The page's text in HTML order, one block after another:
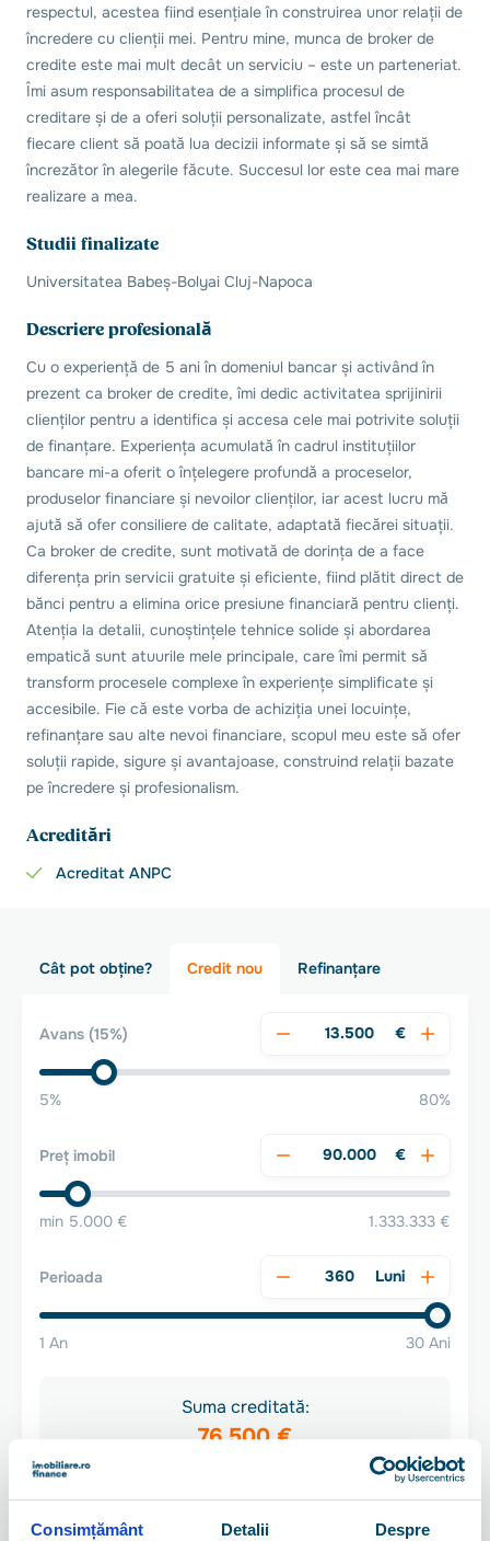
Consimțământ Detalii Despre
respectul, acestea fiind esențiale în construirea unor relații de
încredere cu clienții mei. Pentru mine, munca de broker de
credite este mai mult decât un serviciu – este un parteneriat.
Îmi asum responsabilitatea de a simplifica procesul de
creditare și de a oferi soluții personalizate, astfel încât
fiecare client să poată lua decizii informate și să se simtă
încrezător în alegerile făcute. Succesul lor este cea mai mare
realizare a mea.
Studii finalizate
Universitatea Babeș-Bolyai Cluj-Napoca
Descriere profesională
Cu o experiență de 5 ani în domeniul bancar și activând în
prezent ca broker de credite, îmi dedic activitatea sprijinirii
clienților pentru a identifica și accesa cele mai potrivite soluții
de finanțare. Experiența acumulată în cadrul instituțiilor
bancare mi-a oferit o înțelegere profundă a proceselor,
produselor financiare și nevoilor clienților, iar acest lucru mă
ajută să ofer consiliere de calitate, adaptată fiecărei situații.
Ca broker de credite, sunt motivată de dorința de a face
diferența prin servicii gratuite și eficiente, fiind plătit direct de
bănci pentru a elimina orice presiune financiară pentru clienți.
Atenția la detalii, cunoștințele tehnice solide și abordarea
empatică sunt atuurile mele principale, care îmi permit să
transform procesele complexe în experiențe simplificate și
accesibile. Fie că este vorba de achiziția unei locuințe,
refinanțare sau alte nevoi financiare, scopul meu este să ofer
soluții rapide, sigure și avantajoase, construind relații bazate
pe încredere și profesionalism.
Acreditări
Acreditat ANPC
Cât pot obține? Credit nou Refinanțare
Avans (15%) €
5% 80%
Preț imobil €
min 5.000 € 1.333.333 €
Perioada Luni
1 An 30 Ani
Suma creditată:
76.500 €